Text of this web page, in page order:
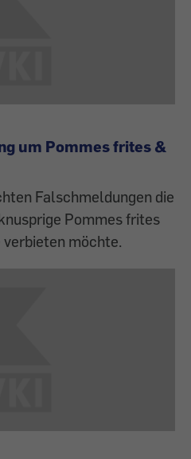
um Pommes frites &
Falschmeldungen die
Pommes frites
möchte.